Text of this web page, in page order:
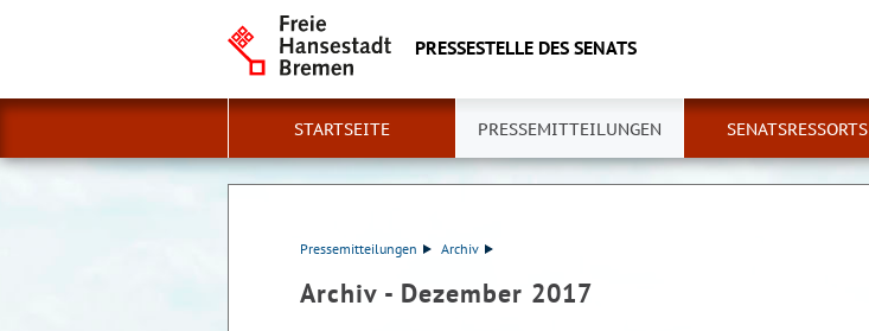
PRESSESTELLE DES SENATS
STARTSEITE PRESSEMITTEILUNGEN SENATSRESSORTS
Pressemitteilungen Archiv
Archiv - Dezember 2017